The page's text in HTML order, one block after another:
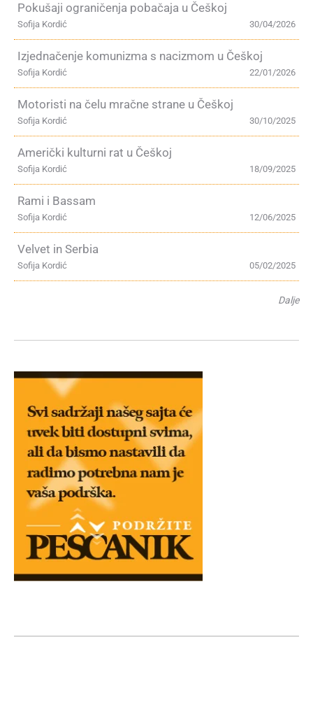
Pokušaji ograničenja pobačaja u Češkoj
30/04/2026
Sofija Kordić
Izjednačenje komunizma s nacizmom u Češkoj
22/01/2026
Sofija Kordić
Motoristi na čelu mračne strane u Češkoj
30/10/2025
Sofija Kordić
Američki kulturni rat u Češkoj
18/09/2025
Sofija Kordić
Rami i Bassam
12/06/2025
Sofija Kordić
Velvet in Serbia
05/02/2025
Sofija Kordić
Dalje